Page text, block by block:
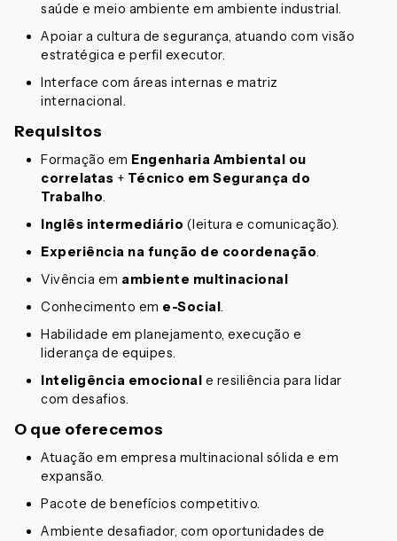
saúde e meio ambiente em ambiente industrial.
Apoiar a cultura de segurança, atuando com visão
estratégica e perfil executor.
Interface com áreas internas e matriz
internacional.
Requisitos
Formação em Engenharia Ambiental ou
correlatas + Técnico em Segurança do
Trabalho.
Inglês intermediário (leitura e comunicação).
Experiência na função de coordenação.
Vivência em ambiente multinacional
Conhecimento em e-Social.
Habilidade em planejamento, execução e
liderança de equipes.
Inteligência emocional e resiliência para lidar
com desafios.
O que oferecemos
Atuação em empresa multinacional sólida e em
expansão.
Pacote de benefícios competitivo.
Ambiente desafiador, com oportunidades de